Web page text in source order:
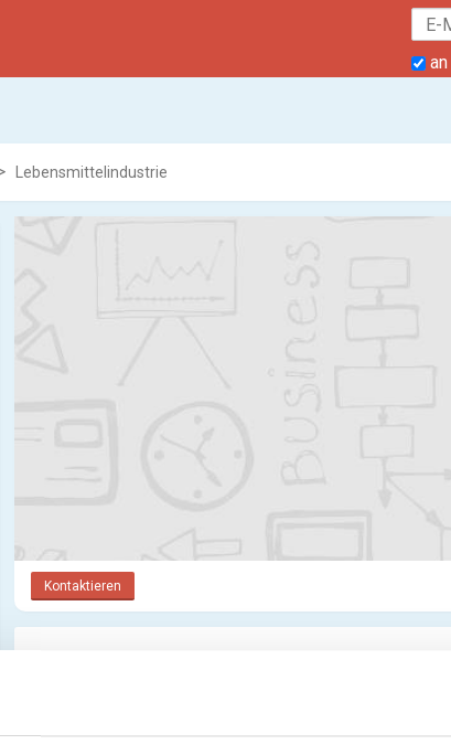
Lebensmittelindustrie
Kontaktieren